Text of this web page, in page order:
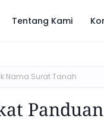
Tentang Kami
Nama Surat Tanah